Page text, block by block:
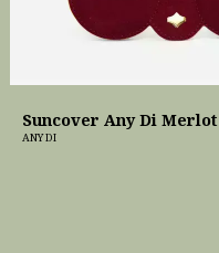
Suncover Any Di Merlot
ANY DI